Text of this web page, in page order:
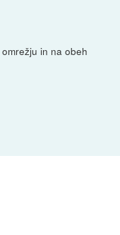
in na obeh